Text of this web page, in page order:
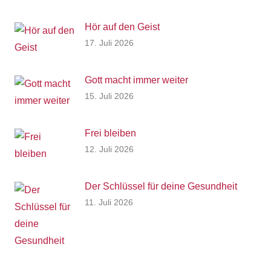
Hör auf den Geist
17. Juli 2026
Gott macht immer weiter
15. Juli 2026
Frei bleiben
12. Juli 2026
Der Schlüssel für deine Gesundheit
11. Juli 2026